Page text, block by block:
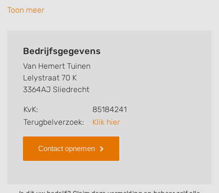
eenvoudig contact met het bedrijf opnemen door te
kunt u snel zien welke zaken Van Hemert Tuinen voor
review achterlaten als u al ervaring heeft met dit
bedrijf.
Zoekt u een ander bedrijf? Bekijk dan andere
hoveniers en bedrijven inSliedrecht
Toon meer
Bedrijfsgegevens
Van Hemert Tuinen
Lelystraat 70 K
3364AJ Sliedrecht
KvK:
85184241
Terugbelverzoek:
Klik hier
Contact opnemen